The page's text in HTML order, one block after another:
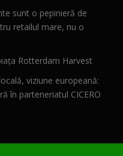
sunt o pepinieră de
retailul mare, nu o
Rotterdam Harvest
viziune europeană:
în parteneriatul CICERO